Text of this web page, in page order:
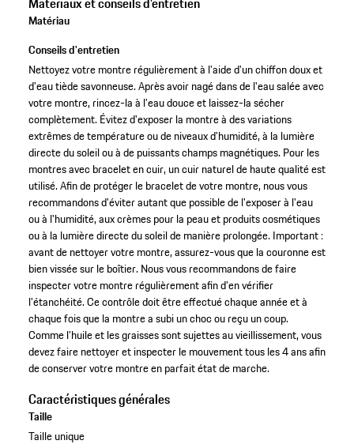
Matériau
Conseils d'entretien
Nettoyez votre montre régulièrement à l'aide d'un chiffon doux et
d'eau tiède savonneuse. Après avoir nagé dans de l'eau salée avec
votre montre, rincez-la à l'eau douce et laissez-la sécher
complètement. Évitez d'exposer la montre à des variations
extrêmes de température ou de niveaux d'humidité, à la lumière
directe du soleil ou à de puissants champs magnétiques. Pour les
montres avec bracelet en cuir, un cuir naturel de haute qualité est
utilisé. Afin de protéger le bracelet de votre montre, nous vous
recommandons d'éviter autant que possible de l'exposer à l'eau
ou à l'humidité, aux crèmes pour la peau et produits cosmétiques
ou à la lumière directe du soleil de manière prolongée. Important :
avant de nettoyer votre montre, assurez-vous que la couronne est
bien vissée sur le boîtier. Nous vous recommandons de faire
inspecter votre montre régulièrement afin d'en vérifier
l'étanchéité. Ce contrôle doit être effectué chaque année et à
chaque fois que la montre a subi un choc ou reçu un coup.
Comme l'huile et les graisses sont sujettes au vieillissement, vous
devez faire nettoyer et inspecter le mouvement tous les 4 ans afin
de conserver votre montre en parfait état de marche.
Caractéristiques générales
Taille
Taille unique